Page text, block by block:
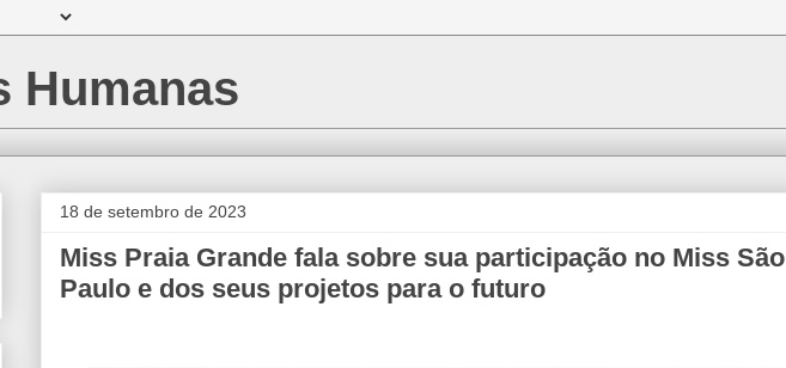
Humanas
18 de setembro de 2023
Miss Praia Grande fala sobre sua participação no Miss São
Paulo e dos seus projetos para o futuro